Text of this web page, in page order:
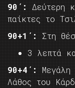
90΄:
Δεύτερη
παίκτες το
90+1΄:
Στη
3 λεπτά
90+4΄:
Λάθος του